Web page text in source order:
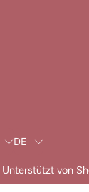
Sprache
DE
Unterstützt von